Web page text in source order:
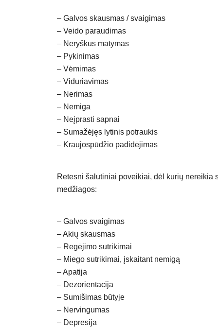
– Galvos skausmas / svaigimas
– Veido paraudimas
– Neryškus matymas
– Pykinimas
– Vėmimas
– Viduriavimas
– Nerimas
– Nemiga
– Neįprasti sapnai
– Sumažėjęs lytinis potraukis
– Kraujospūdžio padidėjimas
Retesni šalutiniai poveikiai, dėl kurių
medžiagos:
– Galvos svaigimas
– Akių skausmas
– Regėjimo sutrikimai
– Miego sutrikimai, įskaitant nemigą
– Apatija
– Dezorientacija
– Sumišimas būtyje
– Nervingumas
– Depresija